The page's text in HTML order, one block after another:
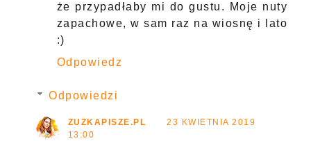
że przypadłaby mi do gustu. Moje nuty
zapachowe, w sam raz na wiosnę i lato
:)
Odpowiedz
Odpowiedzi
ZUZKAPISZE.PL
23 KWIETNIA 2019
13:00